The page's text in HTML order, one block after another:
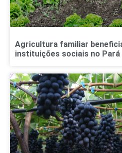
Agricultura familiar
instituições sociais no Pará